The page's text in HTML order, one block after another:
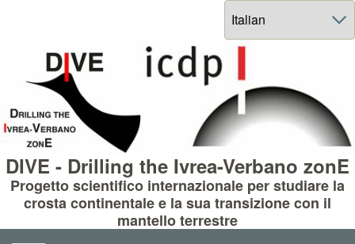
Select your language
DIVE - Drilling the Ivrea-Verbano zonE
Progetto scientifico internazionale per studiare la
crosta continentale e la sua transizione con il
mantello terrestre